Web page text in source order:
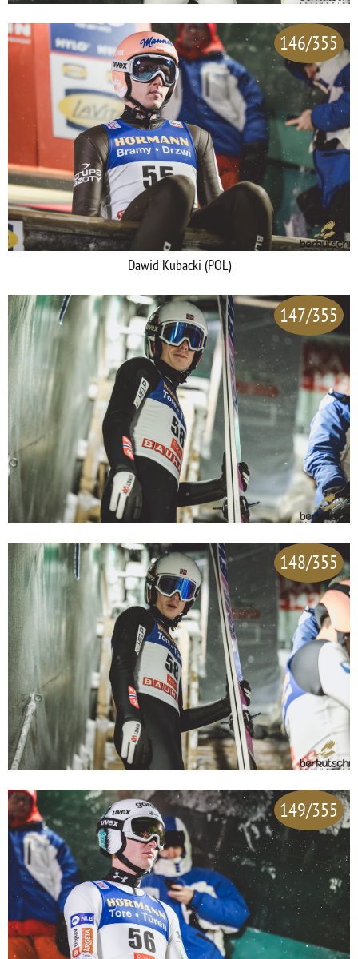
146/355
Dawid Kubacki (POL)
147/355
148/355
149/355